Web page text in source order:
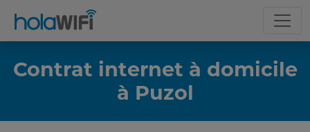
Contrat internet à domicile
à Puzol